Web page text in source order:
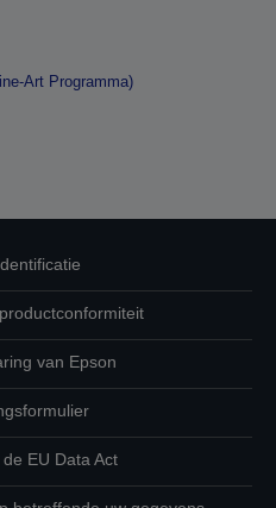
Art Programma)
van Epson
EU Data Act